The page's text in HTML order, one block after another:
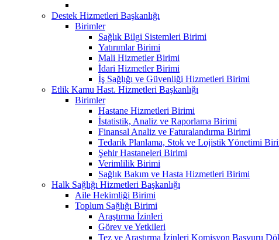
Destek Hizmetleri Başkanlığı
Birimler
Sağlık Bilgi Sistemleri Birimi
Yatırımlar Birimi
Mali Hizmetler Birimi
İdari Hizmetler Birimi
İş Sağlığı ve Güvenliği Hizmetleri Birimi
Etlik Kamu Hast. Hizmetleri Başkanlığı
Birimler
Hastane Hizmetleri Birimi
İstatistik, Analiz ve Raporlama Birimi
Finansal Analiz ve Faturalandırma Birimi
Tedarik Planlama, Stok ve Lojistik Yönetimi
Şehir Hastaneleri Birimi
Verimlilik Birimi
Sağlık Bakım ve Hasta Hizmetleri Birimi
Halk Sağlığı Hizmetleri Başkanlığı
Aile Hekimliği Birimi
Toplum Sağlığı Birimi
Araştırma İzinleri
Görev ve Yetkileri
Tez ve Araştırma İzinleri Komisyon Başvuru